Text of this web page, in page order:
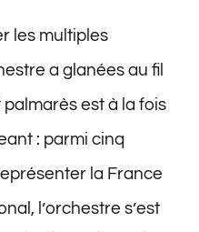
les multiples
a glanées au fil
est à la fois
: parmi cinq
la France
l’orchestre s’est